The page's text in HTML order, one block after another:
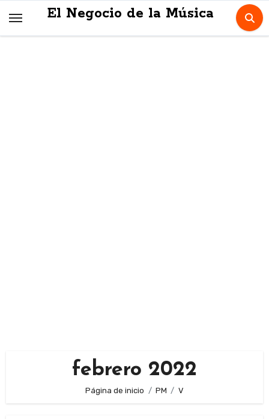
El Negocio de la Música
febrero 2022
Página de inicio PM V